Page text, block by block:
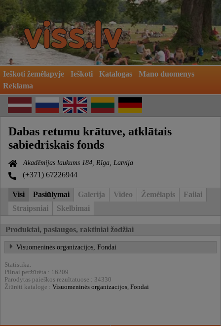
Ieškoti žemėlapyje Ieškoti Katalogas
Mano duomenys
Reklama
Dabas retumu krātuve, atklātais
sabiedriskais fonds
Akadēmijas laukums 184, Rīga, Latvija
(+371) 67226944
Visi Pasiūlymai Galerija Video Žemėlapis
Failai
Straipsniai
Skelbimai
Produktai, paslaugos, raktiniai žodžiai
Visuomeninės organizacijos, Fondai
Statistika:
Pilnai peržūrėta : 16209
Parodytas paieškos rezultatuose : 34330
Žiūrėti kataloge : Visuomeninės organizacijos, Fondai